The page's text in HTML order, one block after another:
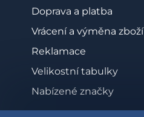
Doprava a platba
Vrácení a výměna zboží
Reklamace
Velikostní tabulky
Nabízené značky